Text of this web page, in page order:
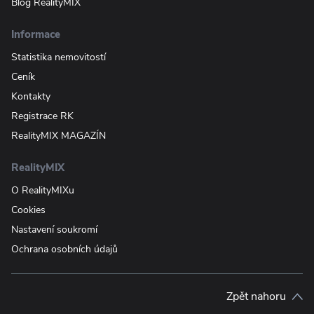
Informace
Statistika nemovitostí
Ceník
Kontakty
Registrace RK
RealityMIX MAGAZÍN
RealityMIX
O RealityMIXu
Cookies
Nastavení soukromí
Ochrana osobních údajů
Zpět nahoru